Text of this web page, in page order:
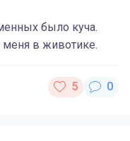
было куча.
меня в животике.